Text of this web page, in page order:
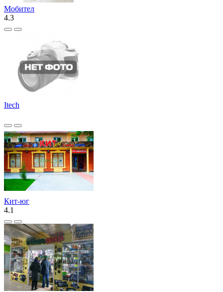
Мобител
4.3
Itech
Кит-юг
4.1